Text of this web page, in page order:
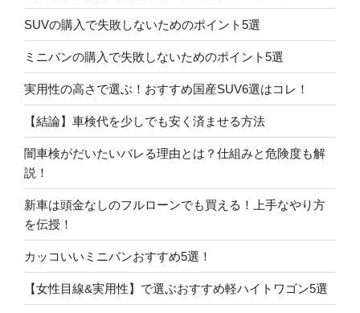
SUVの購入で失敗しないためのポイント5選
ミニバンの購入で失敗しないためのポイント5選
実用性の高さで選ぶ！おすすめ国産SUV6選はコレ！
【結論】車検代を少しでも安く済ませる方法
闇車検がだいたいバレる理由とは？仕組みと危険度も解
説！
新車は頭金なしのフルローンでも買える！上手なやり方
を伝授！
カッコいいミニバンおすすめ5選！
【女性目線&実用性】で選ぶおすすめ軽ハイトワゴン5選